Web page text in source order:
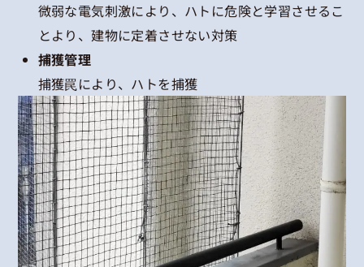
微弱な電気刺激により、ハトに危険と学習させるこ
とより、建物に定着させない対策
捕獲管理
捕獲罠により、ハトを捕獲